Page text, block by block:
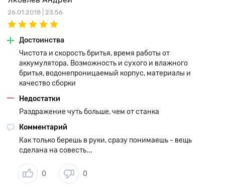
26.01.2018 | 23:56
Достоинства
Чистота и скорость бритья, время работы от
аккумулятора. Возможность и сухого и влажного
бритья, водонепроницаемый корпус, материалы и
качество сборки
Недостатки
Раздражение чуть больше, чем от станка
Комментарий
Как только берешь в руки, сразу понимаешь - вещь
сделана на совесть...
0 0